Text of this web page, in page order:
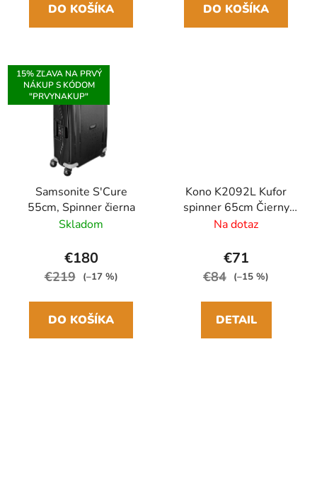
DO KOŠÍKA DO KOŠÍKA
15% ZĽAVA NA PRVÝ
NÁKUP S KÓDOM
"PRVYNAKUP"
Samsonite S'Cure
55cm, Spinner čierna
Skladom
€180
€219 (–17 %)
DO KOŠÍKA
Kono K2092L Kufor
spinner 65cm Čierny
Polypropylén
Na dotaz
€71
€84 (–15 %)
DETAIL